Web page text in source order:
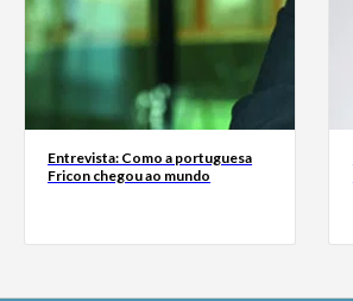
Entrevista: Como a portuguesa
Fricon chegou ao mundo